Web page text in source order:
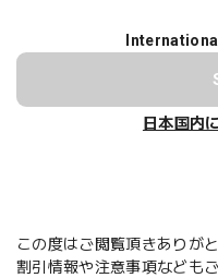
日本国内
この度はご閲覧頂きありが
割引情報や注意事項なども